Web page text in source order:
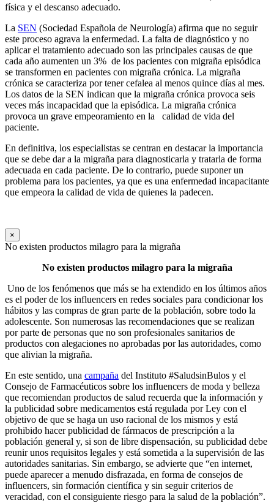
física y el descanso adecuado.
La SEN (Sociedad Española de Neurología) afirma que no seguir
este proceso agrava la enfermedad. La falta de diagnóstico y no
aplicar el tratamiento adecuado son las principales causas de que
cada año aumenten un 3% de los pacientes con migraña episódica
se transformen en pacientes con migraña crónica. La migraña
crónica se caracteriza por tener cefalea al menos quince días al mes.
Los datos de la SEN indican que la migraña crónica provoca seis
veces más incapacidad que la episódica. La migraña crónica
provoca un grave empeoramiento en la calidad de vida del
paciente.
En definitiva, los especialistas se centran en destacar la importancia
que se debe dar a la migraña para diagnosticarla y tratarla de forma
adecuada en cada paciente. De lo contrario, puede suponer un
problema para los pacientes, ya que es una enfermedad incapacitante
que empeora la calidad de vida de quienes la padecen.
×
No existen productos milagro para la migraña
No existen productos milagro para la migraña
Uno de los fenómenos que más se ha extendido en los últimos años
es el poder de los influencers en redes sociales para condicionar los
hábitos y las compras de gran parte de la población, sobre todo la
adolescente. Son numerosas las recomendaciones que se realizan
por parte de personas que no son profesionales sanitarios de
productos con alegaciones no aprobadas por las autoridades, como
que alivian la migraña.
En este sentido, una campaña del Instituto #SaludsinBulos y el
Consejo de Farmacéuticos sobre los influencers de moda y belleza
que recomiendan productos de salud recuerda que la información y
la publicidad sobre medicamentos está regulada por Ley con el
objetivo de que se haga un uso racional de los mismos y está
prohibido hacer publicidad de fármacos de prescripción a la
población general y, si son de libre dispensación, su publicidad debe
reunir unos requisitos legales y está sometida a la supervisión de las
autoridades sanitarias. Sin embargo, se advierte que “en internet,
puede aparecer a menudo disfrazada, en forma de consejos de
influencers, sin formación científica y sin seguir criterios de
veracidad, con el consiguiente riesgo para la salud de la población”.